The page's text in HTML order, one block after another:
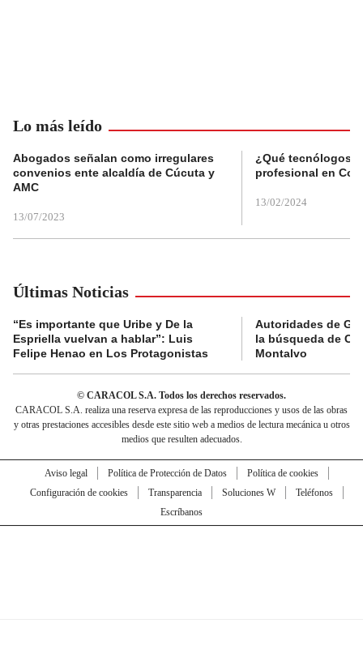
Lo más leído
Abogados señalan como irregulares
convenios ente alcaldía de Cúcuta y
AMC
13/07/2023
¿Qué tecnólogos
profesional en
13/02/2024
Últimas Noticias
“Es importante que Uribe y De la
Espriella vuelvan a hablar”: Luis
Felipe Henao en Los Protagonistas
Autoridades de
la búsqueda de
Montalvo
© CARACOL S.A. Todos los derechos reservados.
CARACOL S.A. realiza una reserva expresa de las reproducciones y usos de las obras
y otras prestaciones accesibles desde este sitio web a medios de lectura mecánica u otros
medios que resulten adecuados.
Aviso legal Política de Protección de Datos
Política de cookies
Configuración de cookies
Transparencia Soluciones W
Teléfonos
Escríbanos